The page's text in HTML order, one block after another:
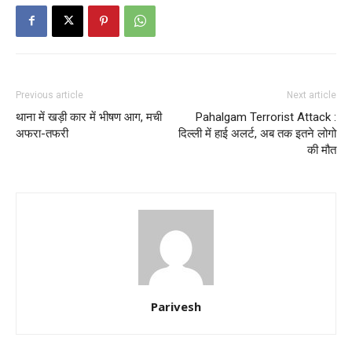
Previous article
थाना में खड़ी कार में भीषण आग, मची
अफरा-तफरी
Next article
Pahalgam Terrorist Attack :
दिल्ली में हाई अलर्ट, अब तक इतने लोगो
की मौत
Parivesh